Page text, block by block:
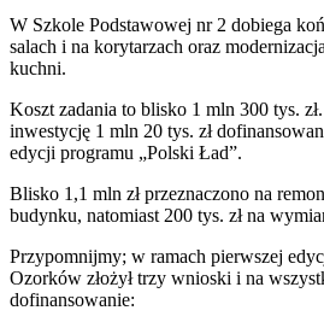
W Szkole Podstawowej nr 2 dobiega
salach i na korytarzach oraz
kuchni.
Koszt zadania to blisko 1 mln 300 tys.
inwestycję 1 mln 20 tys. zł
edycji programu „Polski Ład”.
Blisko 1,1 mln zł przeznaczono na
budynku, natomiast 200 tys. zł na
Przypomnijmy; w ramach pierwszej
Ozorków złożył trzy wnioski i na
dofinansowanie: